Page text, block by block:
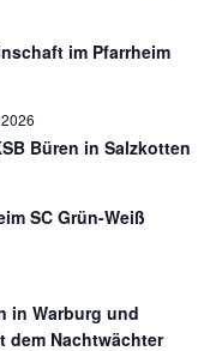
im Pfarrheim
Büren in Salzkotten
SC Grün-Weiß
in Warburg und
dem Nachtwächter